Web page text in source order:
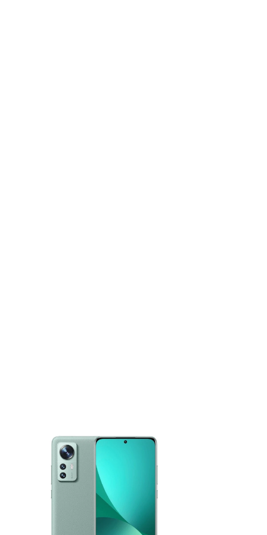
4,490,000₫
Màn hình: AMOLED 6,28 inch , 68B
màu, 120Hz, Dolby Vision, HDR10+,
Độ phân giải :Full HD+ (1080 x 2400
pixel) , tỷ lệ 20:9 (mật độ ~419 ppi)